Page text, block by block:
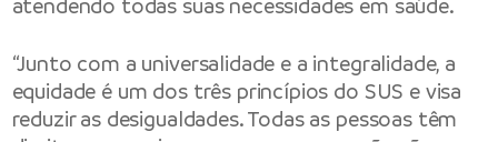
atendendo todas suas necessidades em saúde.
“Junto com a universalidade e a integralidade, a
equidade é um dos três princípios do SUS e visa
reduzir as desigualdades. Todas as pessoas têm